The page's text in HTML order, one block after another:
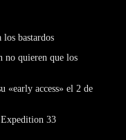
los bastardos
no quieren que los
«early access» el 2 de
33